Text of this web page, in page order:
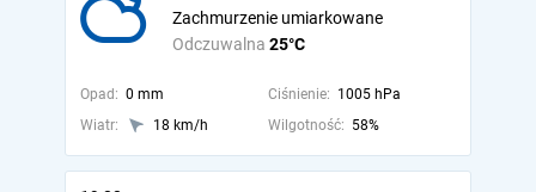
Odczuwalna 25°C
Zachmurzenie umiarkowane
Opad: 0 mm Ciśnienie: 1005 hPa
Wiatr:
18 km/h Wilgotność: 58%